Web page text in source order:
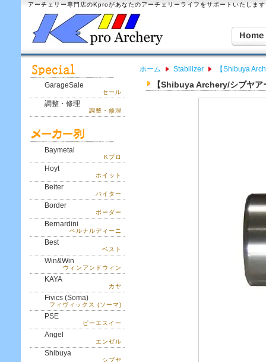
アーチェリー専門店のKproがあなたのアーチェリーライフをサポートいたしま
GarageSale
セール
調整・修理
調整・修理
Baymetal
Kプロ
Hoyt
ホイット
Beiter
バイター
Border
ボーダー
Bernardini
ベルナルディーニ
Best
ベスト
Win&Win
ウィンアンドウィン
KAYA
カヤ
Fivics (Soma)
フィヴィックス (ソーマ)
PSE
ピーエスイー
Angel
エンゼル
Shibuya
シブヤ
ホーム Stabilizer 【Shibuya
【Shibuya Archery/シブヤ